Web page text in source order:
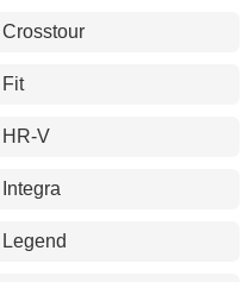
Crosstour
Fit
HR-V
Integra
Legend